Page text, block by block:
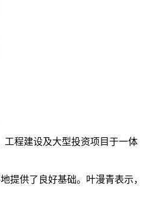
工程建设及大型投资项目于一体
提供了良好基础。叶漫青表示，